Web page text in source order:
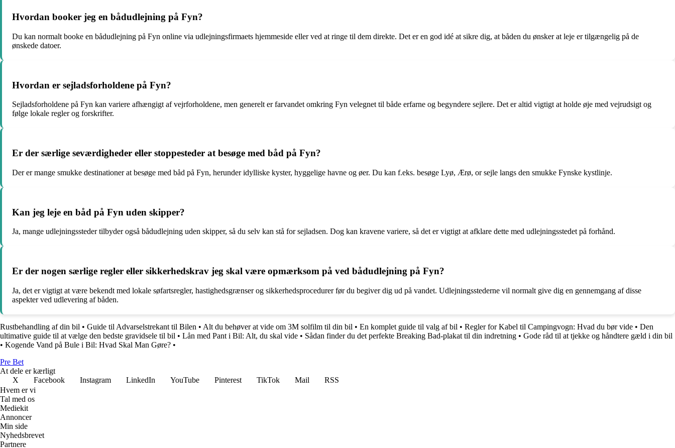
Hvordan booker jeg en bådudlejning på Fyn?
Du kan normalt booke en bådudlejning på Fyn online via udlejningsfirmaets hjemmeside eller ved at ringe til dem direkte. Det er en god idé at sikre dig, at båden du ønsker at leje er tilgængelig på de
ønskede datoer.
Hvordan er sejladsforholdene på Fyn?
Sejladsforholdene på Fyn kan variere afhængigt af vejrforholdene, men generelt er farvandet omkring Fyn velegnet til både erfarne og begyndere sejlere. Det er altid vigtigt at holde øje med vejrudsigt og
følge lokale regler og forskrifter.
Er der særlige seværdigheder eller stoppesteder at besøge med båd på Fyn?
Der er mange smukke destinationer at besøge med båd på Fyn, herunder idylliske kyster, hyggelige havne og øer. Du kan f.eks. besøge Lyø, Ærø, or sejle langs den smukke Fynske kystlinje.
Kan jeg leje en båd på Fyn uden skipper?
Ja, mange udlejningssteder tilbyder også bådudlejning uden skipper, så du selv kan stå for sejladsen. Dog kan kravene variere, så det er vigtigt at afklare dette med udlejningsstedet på forhånd.
Er der nogen særlige regler eller sikkerhedskrav jeg skal være opmærksom på ved bådudlejning på Fyn?
Ja, det er vigtigt at være bekendt med lokale søfartsregler, hastighedsgrænser og sikkerhedsprocedurer før du begiver dig ud på vandet. Udlejningsstederne vil normalt give dig en gennemgang af disse
aspekter ved udlevering af båden.
Rustbehandling af din bil • Guide til Advarselstrekant til Bilen • Alt du behøver at vide om 3M solfilm til din bil • En komplet guide til valg af bil • Regler for Kabel til Campingvogn: Hvad du bør vide • Den
ultimative guide til at vælge den bedste gravidsele til bil • Lån med Pant i Bil: Alt, du skal vide • Sådan finder du det perfekte Breaking Bad-plakat til din indretning • Gode råd til at tjekke og håndtere gæld i din bil
• Kogende Vand på Bule i Bil: Hvad Skal Man Gøre? •
Pre Bet
At dele er kærligt
X
Facebook Instagram LinkedIn YouTube Pinterest TikTok Mail
RSS
Hvem er vi
Tal med os
Mediekit
Annoncer
Min side
Nyhedsbrevet
Partnere